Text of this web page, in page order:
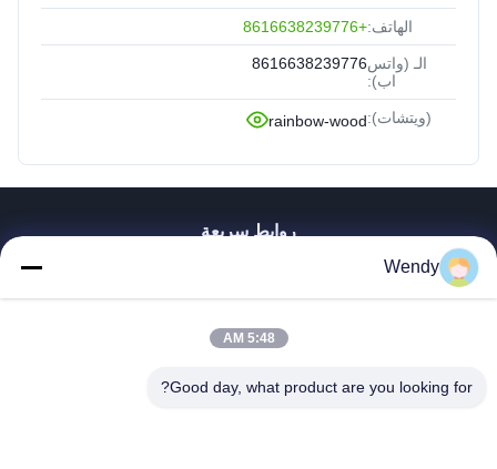
الهاتف:+8616638239776
الـ (واتس
اب):
8616638239776
(ويتشات):rainbow-wood
روابط سريعة
منتجات
أشرطة فيديو
عرض الواقع الافتراضي
معلومات عنا
Wendy
5:48 AM
Good day, what product are you looking for?